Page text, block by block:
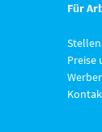
Für
Preise